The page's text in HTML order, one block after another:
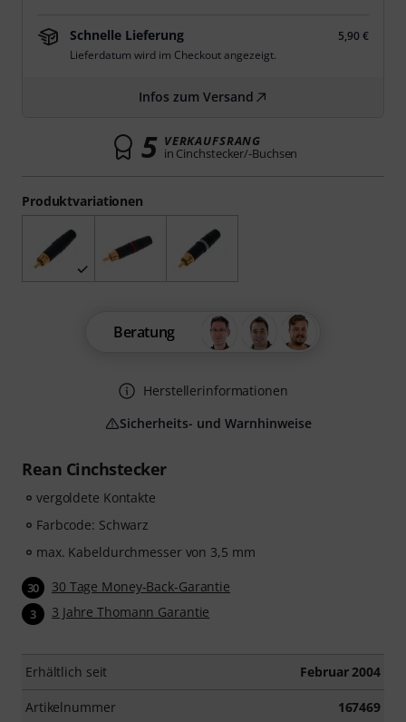
Rean Cinchstecker
vergoldete Kontakte
Farbcode: Schwarz
max. Kabeldurchmesser von 3,5 mm
30 30 Tage Money-Back-Garantie
3 3 Jahre Thomann Garantie
Erhältlich seit Februar 2004
Artikelnummer 167469
Produktvariationen
Schnelle Lieferung
5,90 €
Lieferdatum wird im Checkout angezeigt.
Infos zum Versand
5 VERKAUFSRANG
in Cinchstecker/-Buchsen
Beratung
Herstellerinformationen
Sicherheits- und Warnhinweise